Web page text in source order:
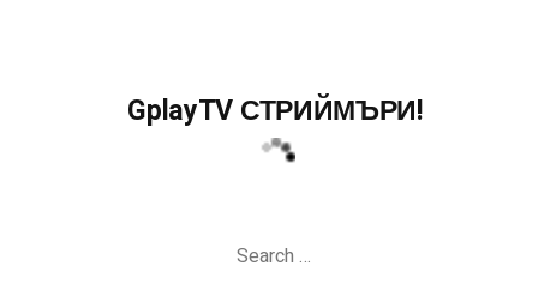
GplayTV СТРИЙМЪРИ!